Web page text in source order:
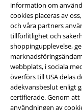
information om
cookies placeras av
och våra partners
tillförlitlighet och
shoppingupplevelse,
webbplats, i sociala
överförs till USA delas
adekvansbeslut enligt
certifierade. Genom att
användningen av
Juridisk
Villkor
Om oss
Ladda ner villkoren